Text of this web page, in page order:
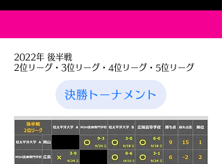
2022年 後半戦
2位リーグ・3位リーグ・4位リーグ・5位リーグ
決勝トーナメント